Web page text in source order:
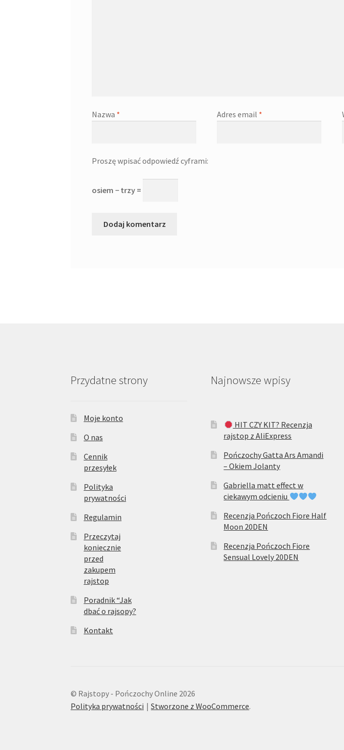
Nazwa * Adres email *
Proszę wpisać odpowiedź cyframi:
osiem − trzy =
Przydatne strony
Moje konto
O nas
Cennik
przesyłek
Polityka
prywatności
Regulamin
Przeczytaj
koniecznie
przed
zakupem
rajstop
Poradnik “Jak
dbać o rajsopy?
Kontakt
Najnowsze wpisy
HIT CZY KIT? Recenzja
rajstop z AliExpress
Pończochy Gatta Ars Amandi
– Okiem Jolanty
Gabriella matt effect w
ciekawym odcieniu
Recenzja Pończoch Fiore Half
Moon 20DEN
Recenzja Pończoch Fiore
Sensual Lovely 20DEN
© Rajstopy - Pończochy Online 2026
Polityka prywatności
Stworzone z WooCommerce.